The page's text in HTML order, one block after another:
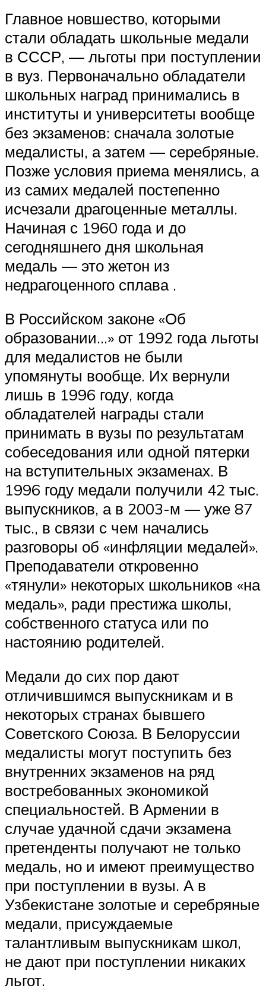
Главное новшество, которыми
стали обладать школьные медали
в СССР, — льготы при поступлении
в вуз. Первоначально обладатели
школьных наград принимались в
институты и университеты вообще
без экзаменов: сначала золотые
медалисты, а затем — серебряные.
Позже условия приема менялись, а
из самих медалей постепенно
исчезали драгоценные металлы.
Начиная с 1960 года и до
сегодняшнего дня школьная
медаль — это жетон из
недрагоценного сплава .
В Российском законе «Об
образовании…» от 1992 года льготы
для медалистов не были
упомянуты вообще. Их вернули
лишь в 1996 году, когда
обладателей награды стали
принимать в вузы по результатам
собеседования или одной пятерки
на вступительных экзаменах. В
1996 году медали получили 42 тыс.
выпускников, а в 2003-м — уже 87
тыс., в связи с чем начались
разговоры об «инфляции медалей».
Преподаватели откровенно
«тянули» некоторых школьников «на
медаль», ради престижа школы,
собственного статуса или по
настоянию родителей.
Медали до сих пор дают
отличившимся выпускникам и в
некоторых странах бывшего
Советского Союза. В Белоруссии
медалисты могут поступить без
внутренних экзаменов на ряд
востребованных экономикой
специальностей. В Армении в
случае удачной сдачи экзамена
претенденты получают не только
медаль, но и имеют преимущество
при поступлении в вузы. А в
Узбекистане золотые и серебряные
медали, присуждаемые
талантливым выпускникам школ,
не дают при поступлении никаких
льгот.